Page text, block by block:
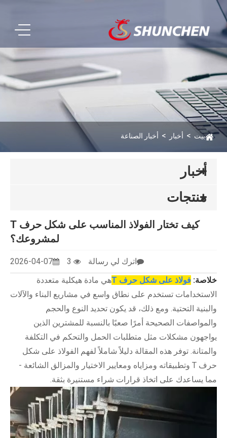
بيت أخبار أخبار الصناعة
أخبار
منتجات
كيف تختار الفولاذ المناسب على شكل حرف T
لمشروعك؟
2026-04-07
اترك لي رسالة
خلاصة: فولاذ على شكل حرف T
هي مادة هيكلية متعددة
الاستخدامات تستخدم على نطاق واسع في مشاريع البناء والآلات
والبنية التحتية. ومع ذلك، قد يكون تحديد النوع والحجم
والمواصفات الصحيحة أمرًا صعبًا بالنسبة للمشترين الذين
يواجهون مشكلات مثل متطلبات الحمل والتحكم في التكلفة
والمتانة. توفر هذه المقالة دليلاً شاملاً لفهم الفولاذ على شكل
حرف T وتطبيقاته ومزاياه ومعايير الاختيار والمزالق الشائعة -
مما يساعدك على اتخاذ قرارات شراء مستنيرة بثقة.